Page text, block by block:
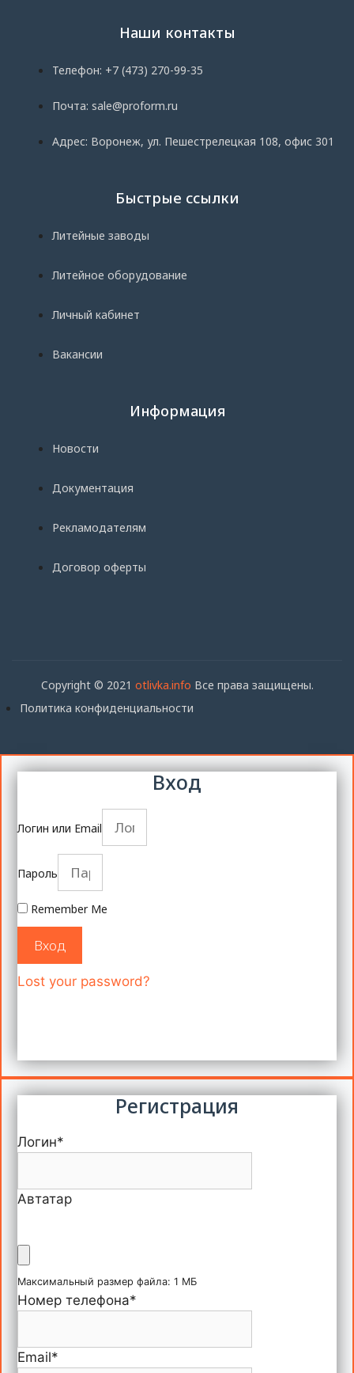
Наши контакты
Телефон: +7 (473) 270-99-35
Почта: sale@proform.ru
Адрес: Воронеж, ул. Пешестрелецкая 108, офис 301
Быстрые ссылки
Литейные заводы
Литейное оборудование
Личный кабинет
Вакансии
Информация
Новости
Документация
Рекламодателям
Договор оферты
Copyright © 2021 otlivka.info Все права защищены.
Политика конфиденциальности
Вход
Логин или Email
Пароль
Remember Me
Вход
Lost your password?
Регистрация
Логин*
Автатар
Максимальный размер файла: 1 МБ
Номер телефона*
Email*